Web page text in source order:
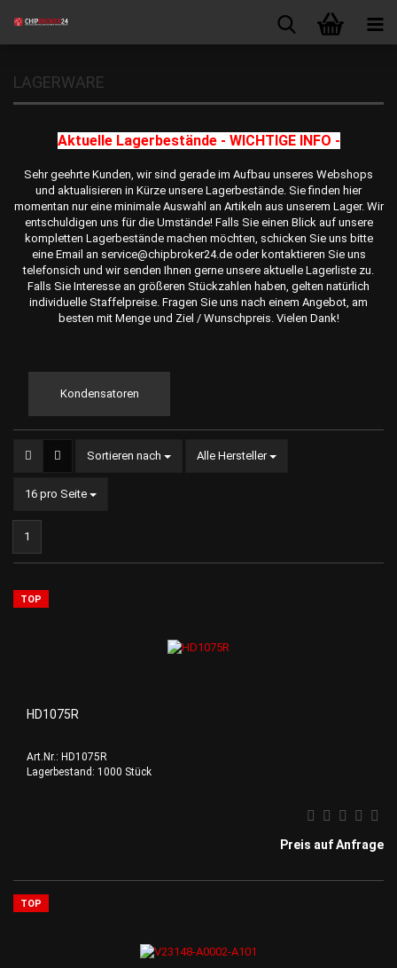
LAGERWARE
Aktuelle Lagerbestände - WICHTIGE INFO -
Sehr geehrte Kunden, wir sind gerade im Aufbau unseres Webshops
und aktualisieren in Kürze unsere Lagerbestände. Sie finden hier
momentan nur eine minimale Auswahl an Artikeln aus unserem Lager. Wir
entschuldigen uns für die Umstände! Falls Sie einen Blick auf unsere
kompletten Lagerbestände machen möchten, schicken Sie uns bitte
eine Email an service@chipbroker24.de oder kontaktieren Sie uns
telefonsich und wir senden Ihnen gerne unsere aktuelle Lagerliste zu.
Falls Sie Interesse an größeren Stückzahlen haben, gelten natürlich
individuelle Staffelpreise. Fragen Sie uns nach einem Angebot, am
besten mit Menge und Ziel / Wunschpreis. Vielen Dank!
Kondensatoren
Sortieren nach
Sortieren nach Alle Hersteller
16 pro Seite
pro Seite
1
TOP
HD1075R
Art.Nr.: HD1075R
Lagerbestand: 1000 Stück
Preis auf Anfrage
TOP